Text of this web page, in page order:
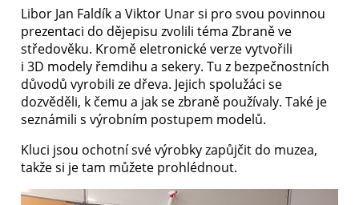
Libor Jan Faldík a Viktor Unar si pro svou povinnou
prezentaci do dějepisu zvolili téma Zbraně ve
středověku. Kromě eletronické verze vytvořili
i 3D modely řemdihu a sekery. Tu z bezpečnostních
důvodů vyrobili ze dřeva. Jejich spolužáci se
dozvěděli, k čemu a jak se zbraně používaly. Také je
seznámili s výrobním postupem modelů.
Kluci jsou ochotní své výrobky zapůjčit do muzea,
takže si je tam můžete prohlédnout.